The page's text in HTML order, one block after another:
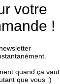
votre
!
quand ça vaut
que vous :)